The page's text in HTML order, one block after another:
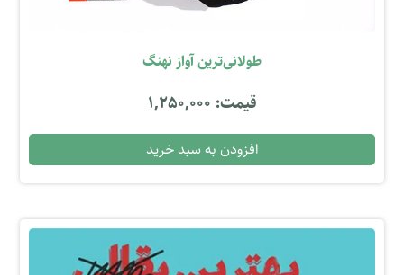
طولانی‌ترین آواز نهنگ
قیمت: 1,250,000